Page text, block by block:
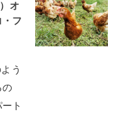
オ
フ
う
の
ト